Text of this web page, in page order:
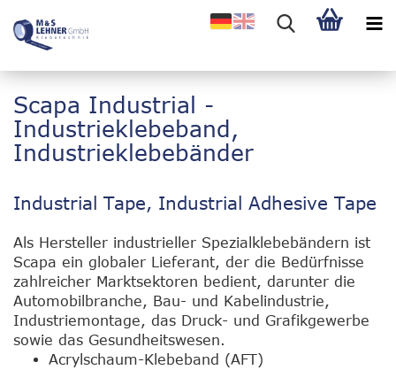
Scapa Industrial -
Industrieklebeband,
Industrieklebebänder
Industrial Tape, Industrial Adhesive Tape
Als Hersteller industrieller Spezialklebebändern ist
Scapa ein globaler Lieferant, der die Bedürfnisse
zahlreicher Marktsektoren bedient, darunter die
Automobilbranche, Bau- und Kabelindustrie,
Industriemontage, das Druck- und Grafikgewerbe
sowie das Gesundheitswesen.
Acrylschaum-Klebeband (AFT)